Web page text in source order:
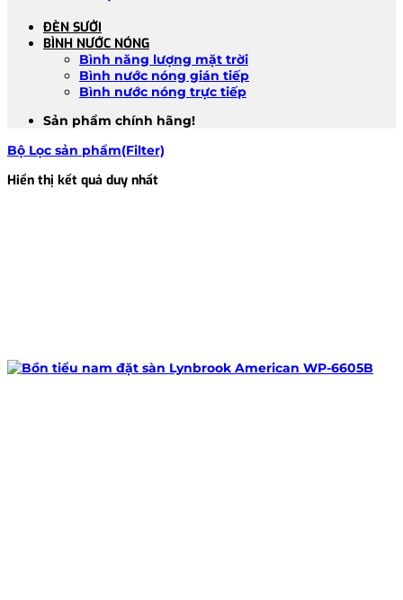
ĐÈN SƯỞI
BÌNH NƯỚC NÓNG
Bình năng lượng mặt trời
Bình nước nóng gián tiếp
Bình nước nóng trực tiếp
Sản phẩm chính hãng!
Bộ Lọc sản phẩm(Filter)
Hiển thị kết quả duy nhất